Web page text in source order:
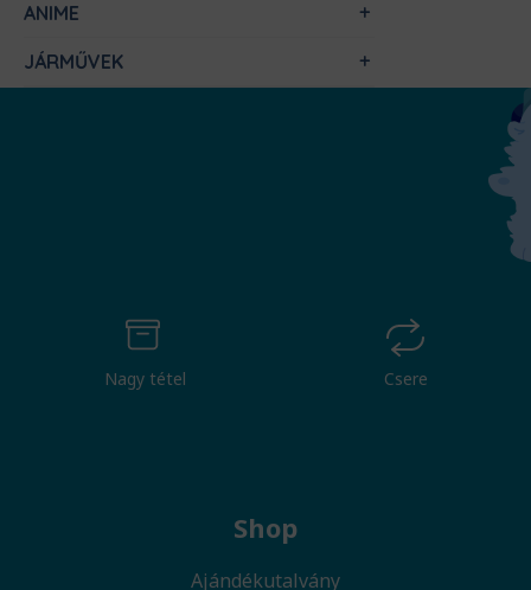
ANIME
JÁRMŰVEK
Nagy tétel Csere
Shop
Ajándékutalvány